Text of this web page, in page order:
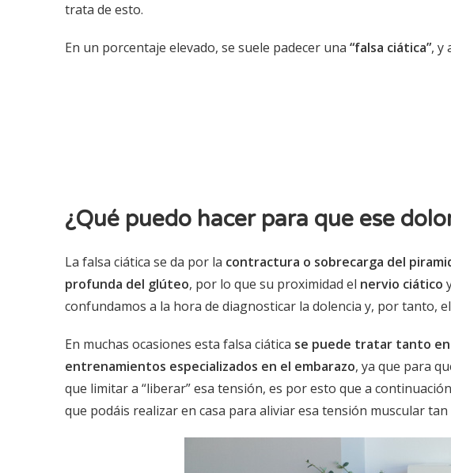
trata de esto.
En un porcentaje elevado, se suele padecer una “falsa ciática”, y
¿Qué puedo hacer para que ese
La falsa ciática se da por la contractura o sobrecarga del
profunda del glúteo, por lo que su proximidad el nervio ciático
confundamos a la hora de diagnosticar la dolencia y, por tanto,
En muchas ocasiones esta falsa ciática se puede tratar tanto
entrenamientos especializados en el embarazo, ya que para
que limitar a “liberar” esa tensión, es por esto que a
que podáis realizar en casa para aliviar esa tensión muscular tan